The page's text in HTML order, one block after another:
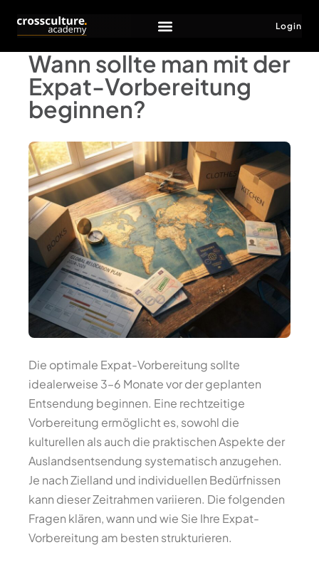
Login
Wann sollte man mit der
Expat-Vorbereitung
beginnen?
Die optimale Expat-Vorbereitung sollte
idealerweise 3–6 Monate vor der geplanten
Entsendung beginnen. Eine rechtzeitige
Vorbereitung ermöglicht es, sowohl die
kulturellen als auch die praktischen Aspekte der
Auslandsentsendung systematisch anzugehen.
Je nach Zielland und individuellen Bedürfnissen
kann dieser Zeitrahmen variieren. Die folgenden
Fragen klären, wann und wie Sie Ihre Expat-
Vorbereitung am besten strukturieren.